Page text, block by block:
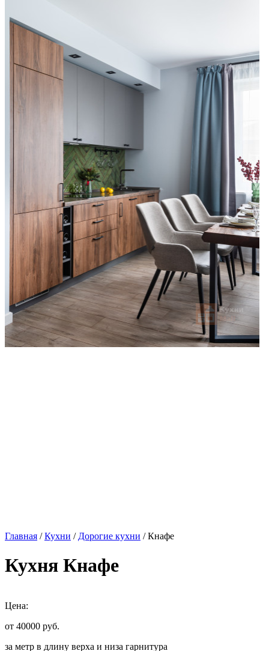
Главная /Кухни / Дорогие кухни / Кнафе
Кухня Кнафе
Цена:
от 40000 руб.
за метр в длину верха и низа гарнитура